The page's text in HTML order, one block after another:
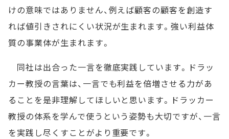
けの意味ではありません、例えば顧客の顧客を創造す
れば値引きされにくい状況が生まれます。強い利益体
質の事業体が生まれます。
同社は出合った一言を徹底実践しています。ドラッ
カー教授の言葉は、一言でも利益を倍増させる力があ
ることを是非理解してほしいと思います。ドラッカー
教授の体系を学んで使うという姿勢も大切ですが、一言
を実践し尽くすことがより重要です。